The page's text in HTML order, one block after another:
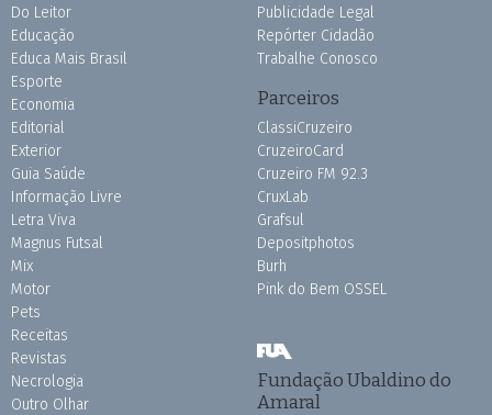
Do Leitor
Educação
Educa Mais Brasil
Esporte
Economia
Editorial
Exterior
Guia Saúde
Informação Livre
Letra Viva
Magnus Futsal
Mix
Motor
Pets
Receitas
Revistas
Necrologia
Outro Olhar
Publicidade Legal
Repórter Cidadão
Trabalhe Conosco
Parceiros
ClassiCruzeiro
CruzeiroCard
Cruzeiro FM 92.3
CruxLab
Grafsul
Depositphotos
Burh
Pink do Bem OSSEL
Fundação Ubaldino do
Amaral